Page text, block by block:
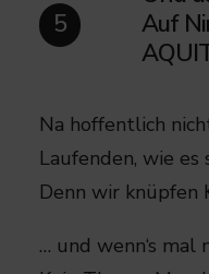
5
Auf
Na hoffentlich
Laufenden, wie
Denn wir knüpfen
… und wenn‘s mal